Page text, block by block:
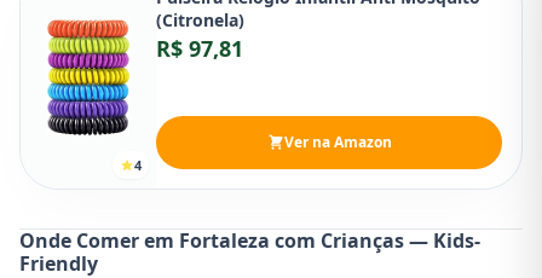
4
(Citronela)
R$ 97,81
Ver na Amazon
Onde Comer em Fortaleza com Crianças — Kids-
Friendly